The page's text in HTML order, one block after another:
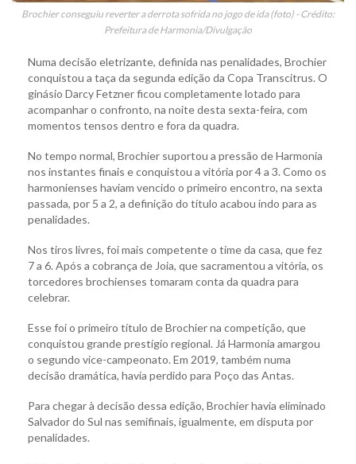
Brochier conseguiu reverter a derrota sofrida no jogo de ida (foto) - Crédito:
Prefeitura de Harmonia/Divulgação
Numa decisão eletrizante, definida nas penalidades, Brochier
conquistou a taça da segunda edição da Copa Transcitrus. O
ginásio Darcy Fetzner ficou completamente lotado para
acompanhar o confronto, na noite desta sexta-feira, com
momentos tensos dentro e fora da quadra.
No tempo normal, Brochier suportou a pressão de Harmonia
nos instantes finais e conquistou a vitória por 4 a 3. Como os
harmonienses haviam vencido o primeiro encontro, na sexta
passada, por 5 a 2, a definição do título acabou indo para as
penalidades.
Nos tiros livres, foi mais competente o time da casa, que fez
7 a 6. Após a cobrança de Joia, que sacramentou a vitória, os
torcedores brochienses tomaram conta da quadra para
celebrar.
Esse foi o primeiro título de Brochier na competição, que
conquistou grande prestígio regional. Já Harmonia amargou
o segundo vice-campeonato. Em 2019, também numa
decisão dramática, havia perdido para Poço das Antas.
Para chegar à decisão dessa edição, Brochier havia eliminado
Salvador do Sul nas semifinais, igualmente, em disputa por
penalidades.